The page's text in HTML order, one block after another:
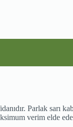
Parlak sarı
verim elde